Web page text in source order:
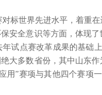
标世界先进水平，着重
安全意识等方面，体现
试点赛改革成果的基础
大多数省份，其中山东
用”赛项与其他四个赛项